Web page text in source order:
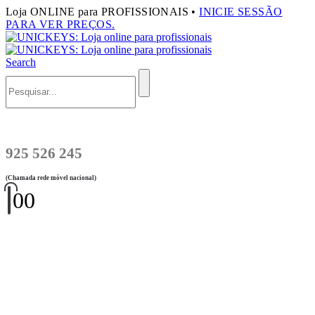
Loja ONLINE para PROFISSIONAIS •INICIE SESSÃO
PARA VER PREÇOS.
Search
925 526 245
(Chamada rede móvel nacional)
00